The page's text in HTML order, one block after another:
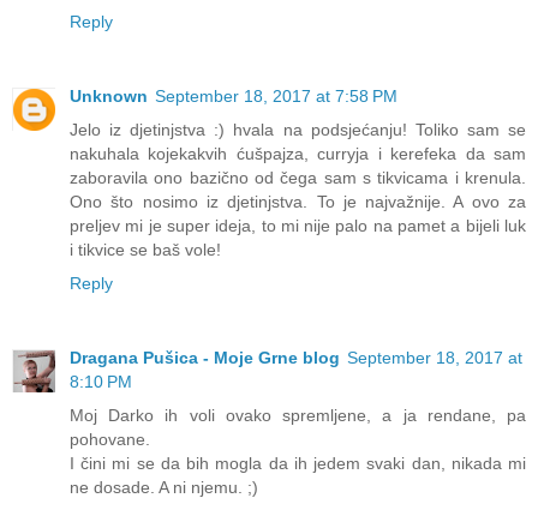
Reply
Unknown September 18, 2017 at 7:58 PM
Jelo iz djetinjstva :) hvala na podsjećanju! Toliko sam se
nakuhala kojekakvih ćušpajza, curryja i kerefeka da sam
zaboravila ono bazično od čega sam s tikvicama i krenula.
Ono što nosimo iz djetinjstva. To je najvažnije. A ovo za
preljev mi je super ideja, to mi nije palo na pamet a bijeli luk
i tikvice se baš vole!
Reply
Dragana Pušica - Moje Grne blog September 18, 2017 at
8:10 PM
Moj Darko ih voli ovako spremljene, a ja rendane, pa
pohovane.
I čini mi se da bih mogla da ih jedem svaki dan, nikada mi
ne dosade. A ni njemu. ;)